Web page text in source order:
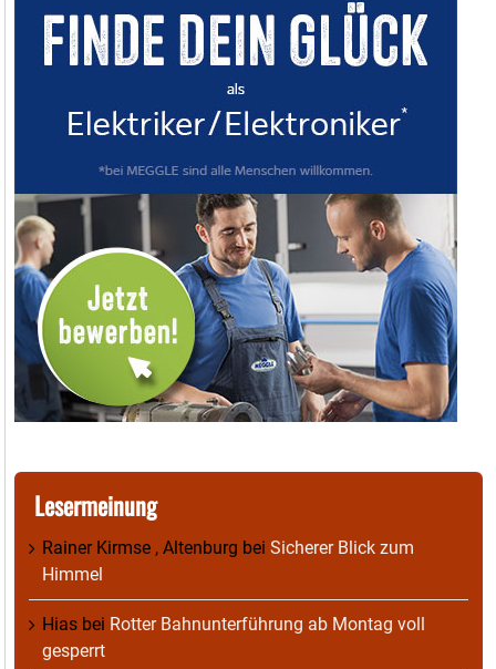
Lesermeinung
Rainer Kirmse , Altenburg bei Sicherer Blick zum
Himmel
Hias bei Rotter Bahnunterführung ab Montag voll
gesperrt